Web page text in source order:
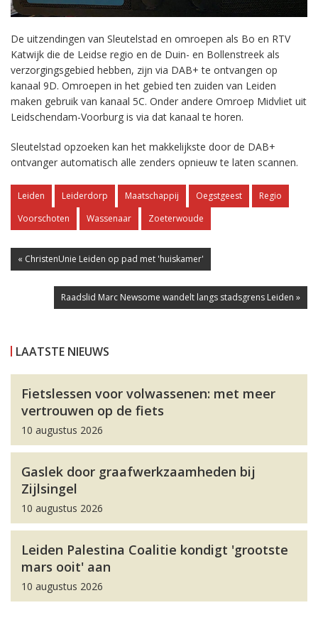
De uitzendingen van Sleutelstad en omroepen als Bo en RTV
Katwijk die de Leidse regio en de Duin- en Bollenstreek als
verzorgingsgebied hebben, zijn via DAB+ te ontvangen op
kanaal 9D. Omroepen in het gebied ten zuiden van Leiden
maken gebruik van kanaal 5C. Onder andere Omroep Midvliet uit
Leidschendam-Voorburg is via dat kanaal te horen.
Sleutelstad opzoeken kan het makkelijkste door de DAB+
ontvanger automatisch alle zenders opnieuw te laten scannen.
Leiden Leiderdorp Maatschappij Oegstgeest
Regio
Voorschoten
Wassenaar Zoeterwoude
« ChristenUnie Leiden op pad met 'huiskamer'
Raadslid Marc Newsome wandelt langs stadsgrens Leiden »
LAATSTE NIEUWS
Fietslessen voor volwassenen: met meer
vertrouwen op de fiets
10 augustus 2026
Gaslek door graafwerkzaamheden bij
Zijlsingel
10 augustus 2026
Leiden Palestina Coalitie kondigt 'grootste
mars ooit' aan
10 augustus 2026